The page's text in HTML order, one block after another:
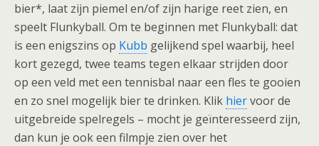
bier*, laat zijn piemel en/of zijn harige reet zien, en
speelt Flunkyball. Om te beginnen met Flunkyball: dat
is een enigszins op Kubb gelijkend spel waarbij, heel
kort gezegd, twee teams tegen elkaar strijden door
op een veld met een tennisbal naar een fles te gooien
en zo snel mogelijk bier te drinken. Klik hiervoor de
uitgebreide spelregels – mocht je geïnteresseerd zijn,
dan kun je ook een filmpje zien over het